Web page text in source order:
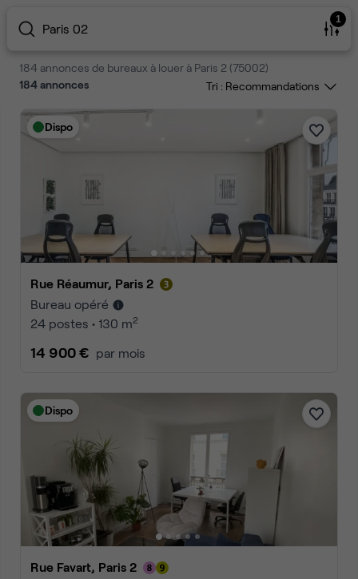
Paris 02
1
184 annonces de bureaux à louer à Paris 2 (75002)
184annonces Tri :
Dispo
Rue Réaumur, Paris 2
Bureau opéré
24 postes • 130 m2
14 900 € par mois
Dispo
Rue Favart, Paris 2